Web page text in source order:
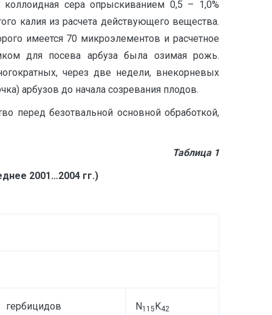
сера опрыскиванием 0,5 – 1,0%
калия из расчета действующего вещества.
имеется 70 микроэлементов и расчетное
для посева арбуза была озимая рожь.
через две недели, внекорневых
арбузов до начала созревания плодов.
перед безотвальной основной обработкой,
Таблица 1
2001…2004 гг.)
гербицидов N115K42